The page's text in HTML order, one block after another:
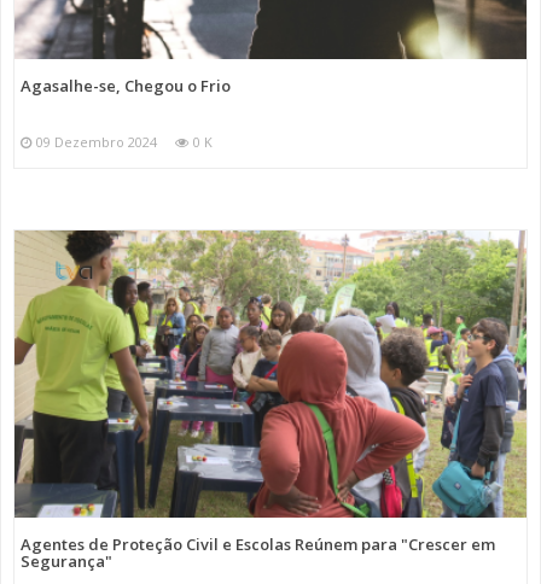
Agasalhe-se, Chegou o Frio
09 Dezembro 2024 0 K
Agentes de Proteção Civil e Escolas Reúnem para "Crescer em
Segurança"